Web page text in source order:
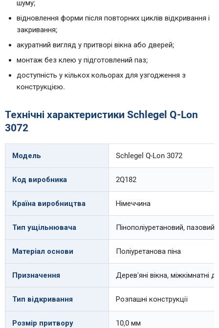
шуму;
відновлення форми після повторних циклів відкривання і
закривання;
акуратний вигляд у притворі вікна або дверей;
монтаж без клею у підготовлений паз;
доступність у кількох кольорах для узгодження з
конструкцією.
Технічні характеристики Schlegel Q-Lon
3072
Модель Schlegel Q-Lon 3072
Код виробника 2Q182
Країна виробництва Німеччина
Тип ущільнювача Пінополіуретановий, пазовий
Матеріал основи Поліуретанова піна
Призначення Дерев'яні вікна, міжкімнатні
Тип відкривання Розпашні конструкції
Розмір притвору 10,0 мм